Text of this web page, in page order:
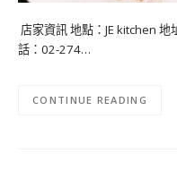
店家資訊 地點：JE kitchen
話：02-274…
CONTINUE READING